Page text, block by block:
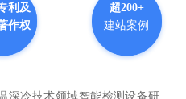
超200+
建站案例
利及
作权
冷技术领域智能检测设备研